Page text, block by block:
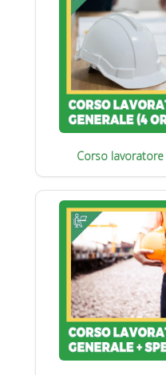
Corso lavoratore